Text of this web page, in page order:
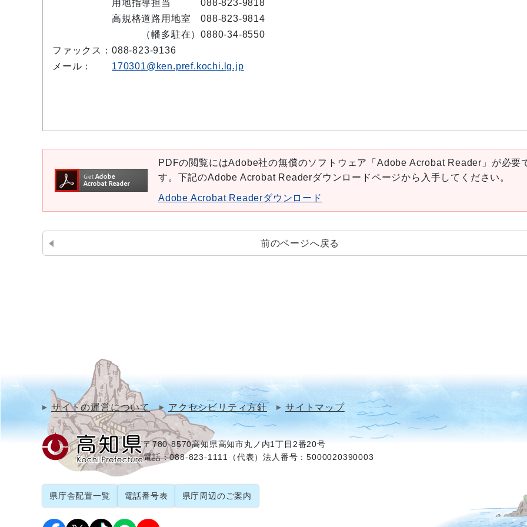
用地指導担当 088-823-9818
高規格道路用地室 088-823-9814
（幡多駐在）0880-34-8550
ファックス： 088-823-9136
メール：
170301@ken.pref.kochi.lg.jp
PDFの閲覧にはAdobe社の無償のソフトウェア「Adobe Acrobat Reader」が必要
す。下記のAdobe Acrobat Readerダウンロードページから入手してください。
Adobe Acrobat Readerダウンロード
前のページへ戻る
サイトの運営について アクセシビリティ方針 サイトマップ
〒780-8570高知県高知市丸ノ内1丁目2番20号
電話：088-823-1111（代表）法人番号：5000020390003
県庁舎配置一覧 電話番号表 県庁周辺のご案内